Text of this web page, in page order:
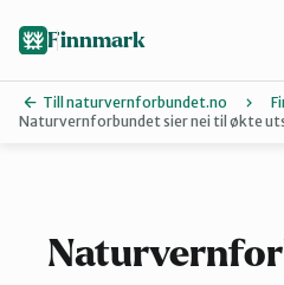
Finnmark
Till naturvernforbundet.no
Naturvernforbundet sier nei til økte